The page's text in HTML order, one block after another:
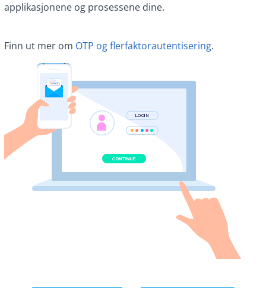
applikasjonene og prosessene dine.
Finn ut mer om OTP og flerfaktorautentisering.